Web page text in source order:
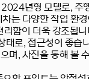
년형 모델로, 주
는 다양한 작업 환
리함이 더욱 강조됩
태로, 접근성이 좋습
며, 사진을 통해 볼